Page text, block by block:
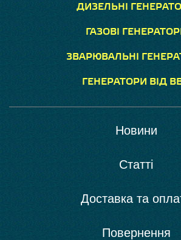
ДИЗЕЛЬНІ
ГАЗОВІ
ЗВАРЮВАЛЬНІ
ГЕНЕРАТОРИ ВІД
Новини
Статті
Доставка та
Повернення